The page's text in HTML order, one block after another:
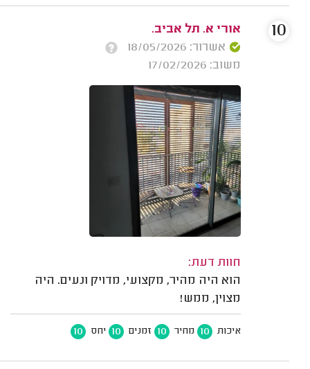
אורי א. תל אביב.
אשרור: 18/05/2026
משוב: 17/02/2026
חוות דעת:
הוא היה מהיר, מקצועי, מדויק ונעים. היה
מצוין, ממש!
איכות 10 מחיר 10 זמנים 10 יחס 10
10